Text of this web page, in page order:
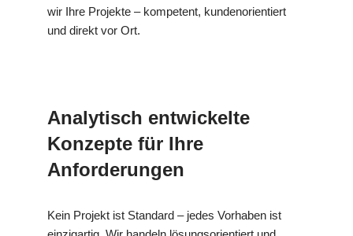
wir Ihre Projekte – kompetent, kundenorientiert
und direkt vor Ort.
Analytisch entwickelte
Konzepte für Ihre
Anforderungen
Kein Projekt ist Standard – jedes Vorhaben ist